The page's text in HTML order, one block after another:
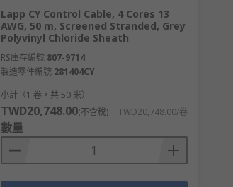
Lapp CY Control Cable, 4 Cores 13
AWG, 50 m, Screened Stranded, Grey
Polyvinyl Chloride Sheath
RS庫存編號 807-9714
製造零件編號 281404CY
小計（1 卷，共 50 米）
TWD20,748.00(不含稅) TWD20,748.00/卷
數量